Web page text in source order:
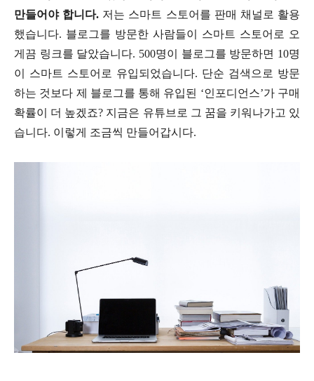
만들어야 합니다. 저는 스마트 스토어를 판매 채널로 활용
했습니다. 블로그를 방문한 사람들이 스마트 스토어로 오
게끔 링크를 달았습니다. 500명이 블로그를 방문하면 10명
이 스마트 스토어로 유입되었습니다. 단순 검색으로 방문
하는 것보다 제 블로그를 통해 유입된 ‘인포디언스’가 구매
확률이 더 높겠죠? 지금은 유튜브로 그 꿈을 키워나가고 있
습니다. 이렇게 조금씩 만들어갑시다.